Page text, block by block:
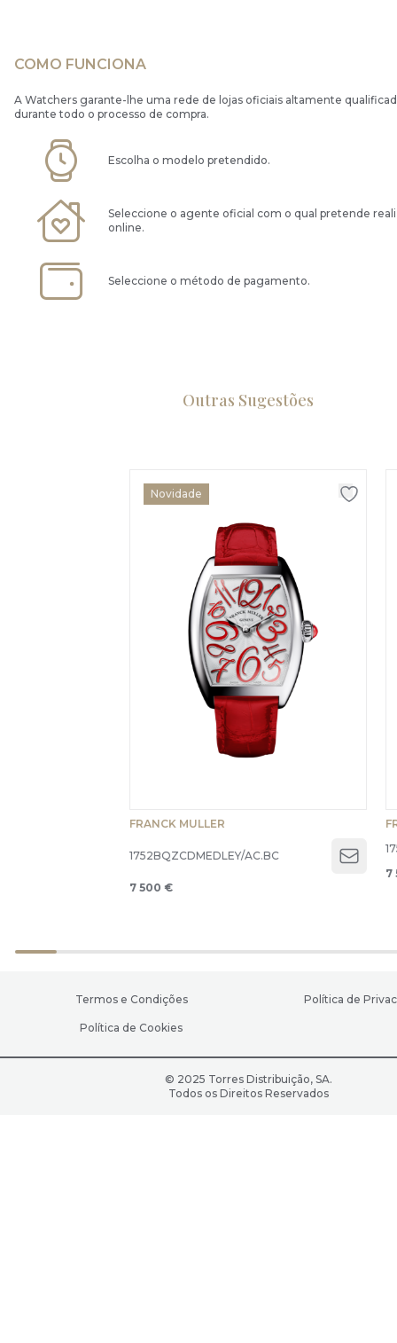
COMO FUNCIONA
A Watchers garante-lhe uma rede de lojas oficiais altamente
durante todo o processo de compra.
Escolha o modelo pretendido.
Seleccione o agente oficial com o qual pretende
online.
Seleccione o método de pagamento.
Outras Sugestões
Novidade
FRANCK MULLER
1752BQZCDMEDLEY/AC.BC
Open
7 500 €
7
Termos e Condições Política de
Política de Cookies
© 2025 Torres Distribuição, SA.
Todos os Direitos Reservados